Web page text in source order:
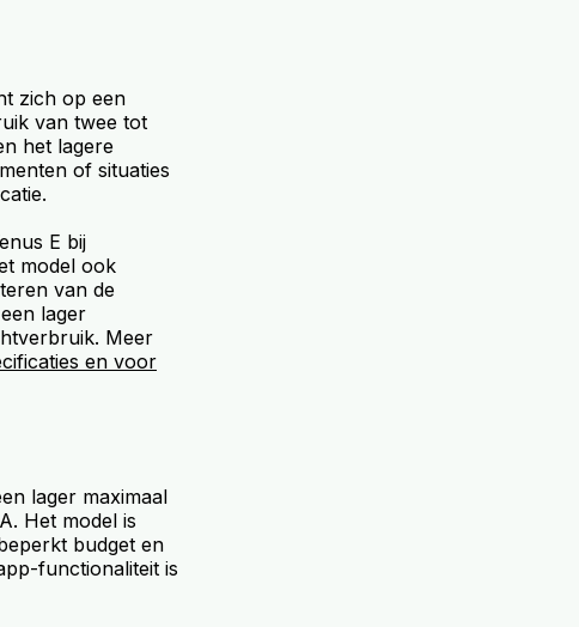
zich op een
van twee tot
het lagere
of situaties
E bij
model ook
van de
lager
Meer
en voor
lager maximaal
Het model is
budget en
functionaliteit is